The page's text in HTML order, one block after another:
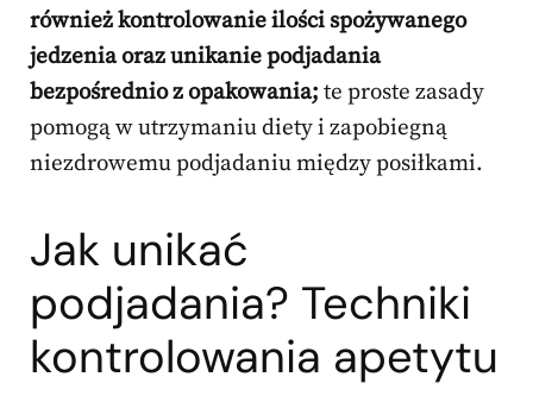
również kontrolowanie ilości spożywanego
jedzenia oraz unikanie podjadania
bezpośrednio z opakowania; te proste zasady
pomogą w utrzymaniu diety i zapobiegną
niezdrowemu podjadaniu między posiłkami.
Jak unikać
podjadania? Techniki
kontrolowania apetytu